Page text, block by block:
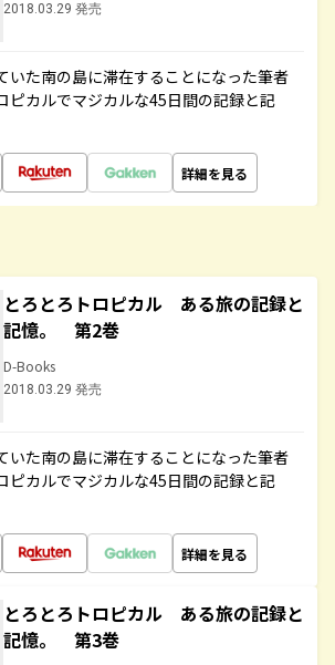
2018.03.29 発売
いた南の島に滞在することになった筆者
ピカルでマジカルな45日間の記録と記
詳細を見る
とろとろトロピカル ある旅の記録と
記憶。 第2巻
D-Books
2018.03.29 発売
いた南の島に滞在することになった筆者
ピカルでマジカルな45日間の記録と記
詳細を見る
とろとろトロピカル ある旅の記録と
記憶。 第3巻